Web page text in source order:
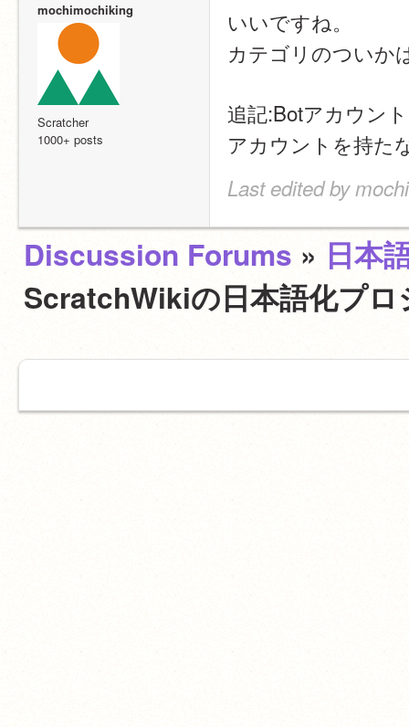
mochimochiking
Scratcher
1000+ posts
いいですね。
カテゴリのついか
追記:Botアカウン
アカウントを持た
Last edited by
Discussion Forums » 日本
ScratchWikiの日本語化プ